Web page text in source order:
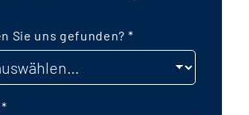
Sie uns gefunden? *
*